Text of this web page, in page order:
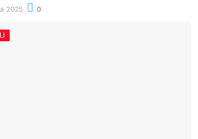
2025 0